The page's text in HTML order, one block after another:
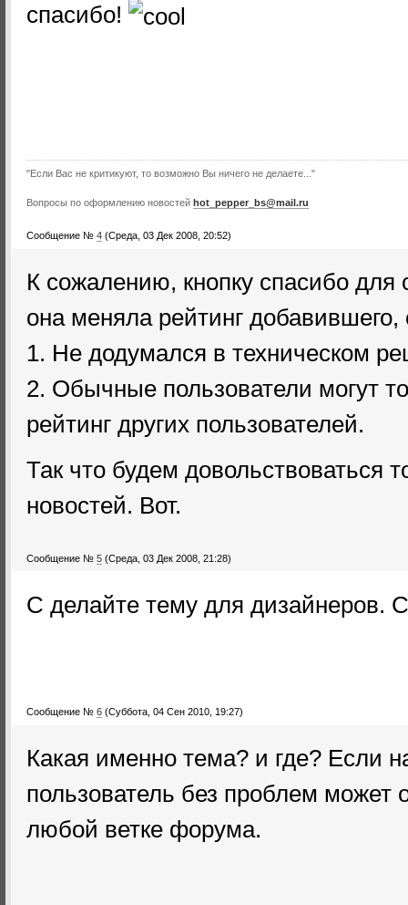
спасибо!
"Если Вас не критикуют, то возможно Вы ничего не делаете..."
Вопросы по оформлению новостей hot_pepper_bs@mail.ru
Сообщение № 4 (Среда, 03 Дек 2008, 20:52)
К сожалению, кнопку спасибо для
она меняла рейтинг добавившего,
1. Не додумался в техническом
2. Обычные пользователи могут
рейтинг других пользователей.
Так что будем довольствоваться
новостей. Вот.
Сообщение № 5 (Среда, 03 Дек 2008, 21:28)
С делайте тему для дизайнеров.
Сообщение № 6 (Суббота, 04 Сен 2010, 19:27)
Какая именно тема? и где? Если
пользователь без проблем может
любой ветке форума.